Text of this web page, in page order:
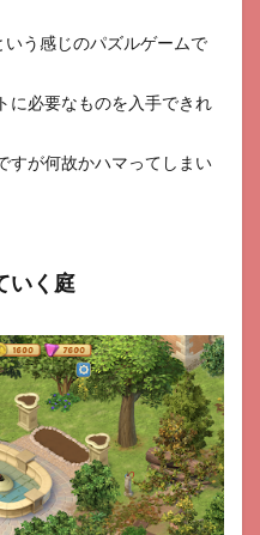
う感じのパズルゲームで
に必要なものを入手できれ
すが何故かハマってしまい
いく庭